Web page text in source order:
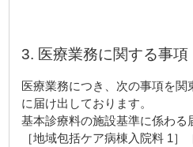
3. 医療業務に関する事項
医療業務につき、次の事項を
に届け出しております。
基本診療料の施設基準に係わる
［地域包括ケア病棟入院料 1